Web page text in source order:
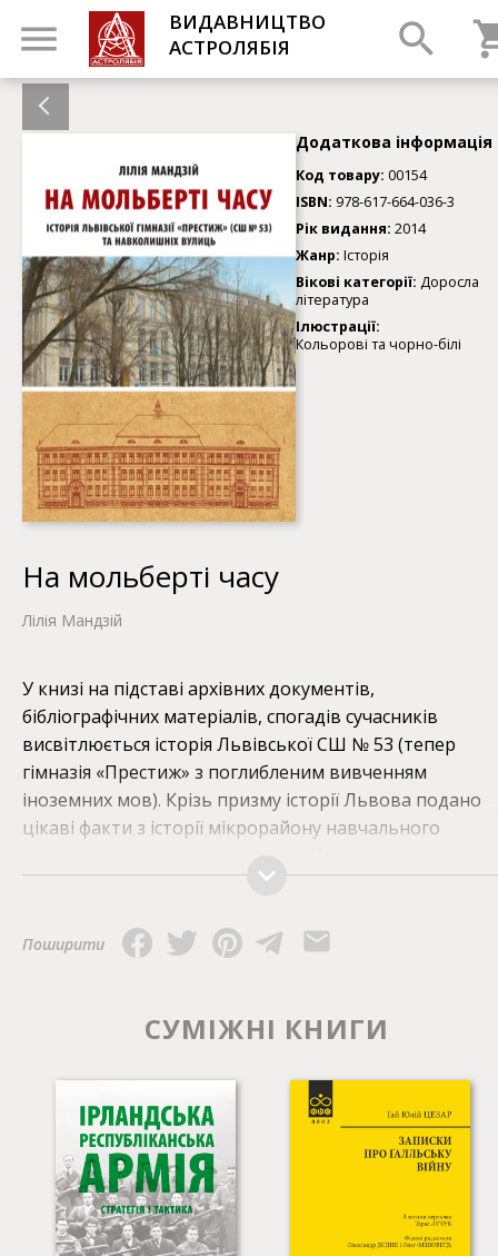
ВИДАВНИЦТВО
АСТРОЛЯБІЯ
Додаткова інформація
Код товару: 00154
ISBN: 978-617-664-036-3
Рік видання: 2014
Жанр: Історія
Вікові категорії: Доросла
література
Ілюстрації:
Кольорові та чорно-білі
На мольберті часу
Лілія Мандзій
У книзі на підставі архівних документів,
бібліографічних матеріалів, спогадів сучасників
висвітлюється історія Львівської СШ № 53 (тепер
гімназія «Престиж» з поглибленим вивченням
іноземних мов). Крізь призму історії Львова подано
цікаві факти з історії мікрорайону навчального
архівними кресленнями, рисунками та документами,
випускників, учнів, учителів СШ № 53 та всіх, хто
цікавиться історією Львова.
Поширити
СУМІЖНІ КНИГИ